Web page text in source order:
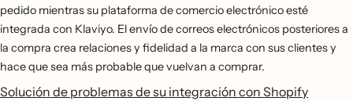
pedido mientras su plataforma de comercio electrónico esté
integrada con Klaviyo. El envío de correos electrónicos posteriores a
la compra crea relaciones y fidelidad a la marca con sus clientes y
hace que sea más probable que vuelvan a comprar.
Solución de problemas de su integración con Shopify